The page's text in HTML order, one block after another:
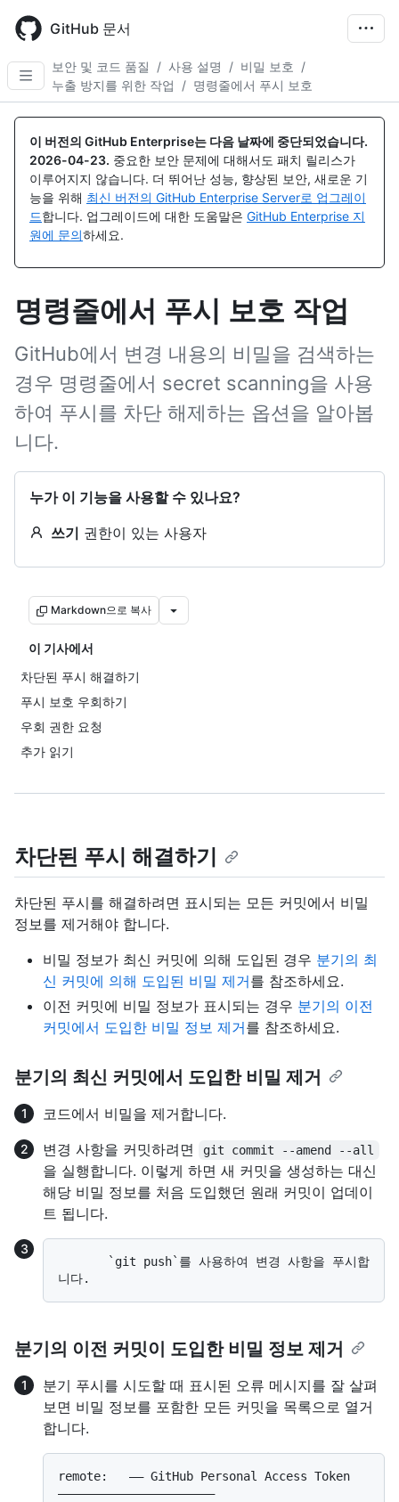
main
content
GitHub 문서
보안 및 코드 품질 / 사용 설명 / 비밀 보호 /
누출 방지를 위한 작업
/ 명령줄에서 푸시 보호
이 버전의 GitHub Enterprise는 다음 날짜에 중단되었습니다.
2026-04-23. 중요한 보안 문제에 대해서도 패치 릴리스가
이루어지지 않습니다. 더 뛰어난 성능, 향상된 보안, 새로운 기
능을 위해 최신 버전의 GitHub Enterprise Server로 업그레이
드합니다. 업그레이드에 대한 도움말은 GitHub Enterprise 지
원에 문의하세요.
명령줄에서 푸시 보호 작업
GitHub에서 변경 내용의 비밀을 검색하는
경우 명령줄에서 secret scanning을 사용
하여 푸시를 차단 해제하는 옵션을 알아봅
니다.
누가 이 기능을 사용할 수 있나요?
쓰기 권한이 있는 사용자
Markdown으로 복사
이 기사에서
차단된 푸시 해결하기
푸시 보호 우회하기
우회 권한 요청
추가 읽기
차단된 푸시 해결하기
차단된 푸시를 해결하려면 표시되는 모든 커밋에서 비밀
정보를 제거해야 합니다.
비밀 정보가 최신 커밋에 의해 도입된 경우 분기의 최
신 커밋에 의해 도입된 비밀 제거를 참조하세요.
이전 커밋에 비밀 정보가 표시되는 경우 분기의 이전
커밋에서 도입한 비밀 정보 제거를 참조하세요.
분기의 최신 커밋에서 도입한 비밀 제거
코드에서 비밀을 제거합니다.
변경 사항을 커밋하려면
git commit --amend --all
을 실행합니다. 이렇게 하면 새 커밋을 생성하는 대신
해당 비밀 정보를 처음 도입했던 원래 커밋이 업데이
트 됩니다.
분기의 이전 커밋이 도입한 비밀 정보 제거
분기 푸시를 시도할 때 표시된 오류 메시지를 잘 살펴
보면 비밀 정보를 포함한 모든 커밋을 목록으로 열거
합니다.
remote:   —— GitHub Personal Access Token
——————————————————————